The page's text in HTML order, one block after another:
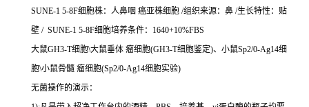
SUNE-1 5-8F细胞株：人鼻咽 癌亚株细胞 /组织来源：鼻 /生长特性：贴
壁 / SUNE-1 5-8F细胞培养条件：1640+10%FBS
大鼠GH3-T细胞\大鼠垂体 瘤细胞(GH3-T细胞鉴定)、小鼠Sp2/0-Ag14细
胞\小鼠骨髓 瘤细胞(Sp2/0-Ag14细胞实验)
无菌操作的演示：